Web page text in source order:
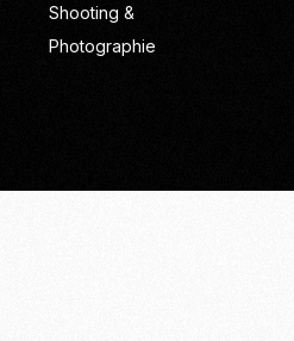
Shooting &
Photographie